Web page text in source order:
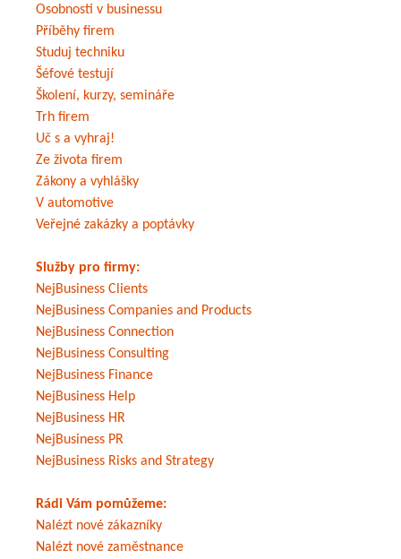
Osobnosti v businessu
Příběhy firem
Studuj techniku
Šéfové testují
Školení, kurzy, semináře
Trh firem
Uč s a vyhraj!
Ze života firem
Zákony a vyhlášky
V automotive
Veřejné zakázky a poptávky
Služby pro firmy:
NejBusiness Clients
NejBusiness Companies and Products
NejBusiness Connection
NejBusiness Consulting
NejBusiness Finance
NejBusiness Help
NejBusiness HR
NejBusiness PR
NejBusiness Risks and Strategy
Rádi Vám pomůžeme:
Nalézt nové zákazníky
Nalézt nové zaměstnance